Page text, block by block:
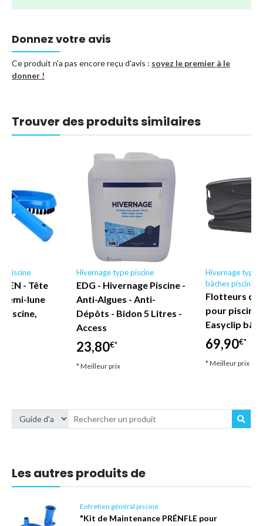
Couleur : comme l'image montre
Type de produit
Référence (EAN)
Donnez votre avis
Ce produit n'a pas encore reçu d'avis : soyez le premier à le
donner !
Trouver des produits similaires
piscine
- Tête
lune
piscine,
Hivernage type piscine
EDG - Hivernage Piscine -
Anti-Algues - Anti-
Dépôts - Bidon 5 Litres -
Access
23,80€*
* Meilleur prix
Hivernage type
bâches piscines
Flotteurs
pour piscine
Easyclip
69,90€*
* Meilleur prix
Les autres produits de
Entretien général piscine
"Kit de Maintenance PRÉNFLE pour